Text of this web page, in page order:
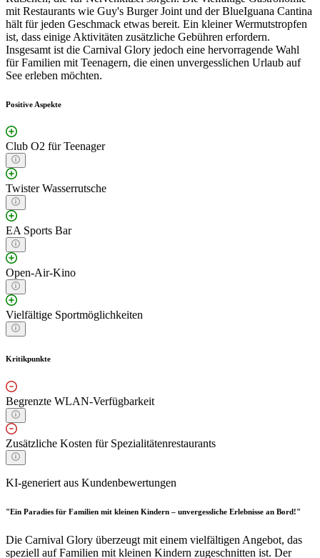
mit Restaurants wie Guy's Burger Joint und der BlueIguana Cantina
hält für jeden Geschmack etwas bereit. Ein kleiner Wermutstropfen
ist, dass einige Aktivitäten zusätzliche Gebühren erfordern.
Insgesamt ist die Carnival Glory jedoch eine hervorragende Wahl
für Familien mit Teenagern, die einen unvergesslichen Urlaub auf
See erleben möchten.
Positive Aspekte
Club O2 für Teenager
Twister Wasserrutsche
EA Sports Bar
Open-Air-Kino
Vielfältige Sportmöglichkeiten
Kritikpunkte
Begrenzte WLAN-Verfügbarkeit
Zusätzliche Kosten für Spezialitätenrestaurants
KI-generiert aus Kundenbewertungen
"Ein Paradies für Familien mit kleinen Kindern – unvergessliche Erlebnisse an Bord!"
Die Carnival Glory überzeugt mit einem vielfältigen Angebot, das
speziell auf Familien mit kleinen Kindern zugeschnitten ist. Der